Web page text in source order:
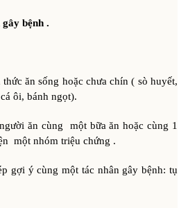
bệnh .
ăn sống hoặc chưa chín ( sò huyết,
ôi, bánh ngọt).
ăn cùng một bữa ăn hoặc cùng 1
một nhóm triệu chứng .
gợi ý cùng một tác nhân gây bệnh: tụ